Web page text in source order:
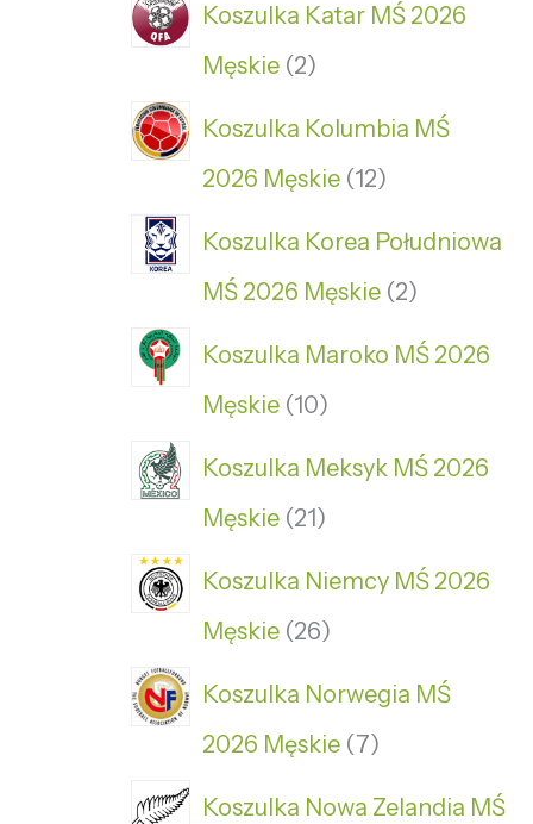
Koszulka Katar MŚ 2026
Męskie 2
Koszulka Kolumbia MŚ
2026 Męskie 12
Koszulka Korea Południowa
MŚ 2026 Męskie 2
Koszulka Maroko MŚ 2026
Męskie 10
Koszulka Meksyk MŚ 2026
Męskie 21
Koszulka Niemcy MŚ 2026
Męskie 26
Koszulka Norwegia MŚ
2026 Męskie 7
Koszulka Nowa Zelandia MŚ